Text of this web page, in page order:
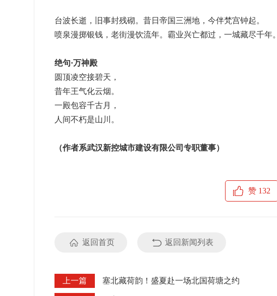
台波长逝，旧事封残砌。昔日帝国三洲地，今伴梵宫钟起。
喷泉漫掷银钱，老街漫饮流年。霸业兴亡都过，一城藏尽千年。
绝句·万神殿
圆顶凌空接碧天，
昔年王气化云烟。
一殿包容千古月，
人间不朽是山川。
（作者系武汉新控城市建设有限公司专职董事）
赞 132
返回首页 返回新闻列表
上一篇 塞北藏荷韵！盛夏赴一场北国荷塘之约